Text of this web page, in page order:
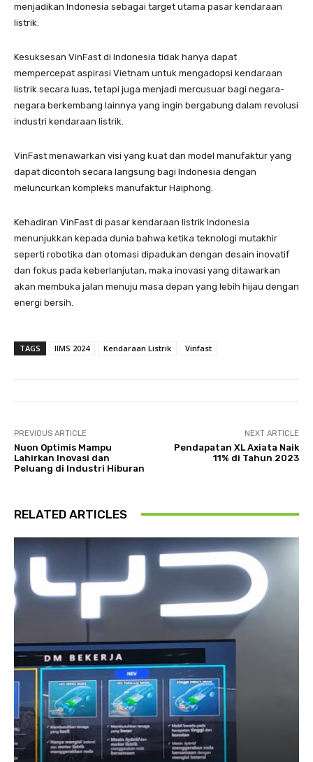
menjadikan Indonesia sebagai target utama pasar kendaraan
listrik.
Kesuksesan VinFast di Indonesia tidak hanya dapat
mempercepat aspirasi Vietnam untuk mengadopsi kendaraan
listrik secara luas, tetapi juga menjadi mercusuar bagi negara-
negara berkembang lainnya yang ingin bergabung dalam revolusi
industri kendaraan listrik.
VinFast menawarkan visi yang kuat dan model manufaktur yang
dapat dicontoh secara langsung bagi Indonesia dengan
meluncurkan kompleks manufaktur Haiphong.
Kehadiran VinFast di pasar kendaraan listrik Indonesia
menunjukkan kepada dunia bahwa ketika teknologi mutakhir
seperti robotika dan otomasi dipadukan dengan desain inovatif
dan fokus pada keberlanjutan, maka inovasi yang ditawarkan
akan membuka jalan menuju masa depan yang lebih hijau dengan
energi bersih.
TAGS IIMS 2024 Kendaraan Listrik Vinfast
PREVIOUS ARTICLE
Nuon Optimis Mampu
Lahirkan Inovasi dan
Peluang di Industri Hiburan
NEXT ARTICLE
Pendapatan XL Axiata Naik
11% di Tahun 2023
RELATED ARTICLES